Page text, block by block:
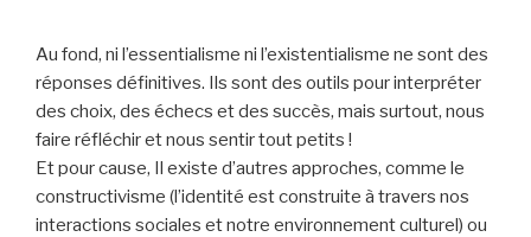
Au fond, ni l’essentialisme ni l’existentialisme ne sont des
réponses définitives. Ils sont des outils pour interpréter
des choix, des échecs et des succès, mais surtout, nous
faire réfléchir et nous sentir tout petits !
Et pour cause, Il existe d’autres approches, comme le
constructivisme (l’identité est construite à travers nos
interactions sociales et notre environnement culturel) ou